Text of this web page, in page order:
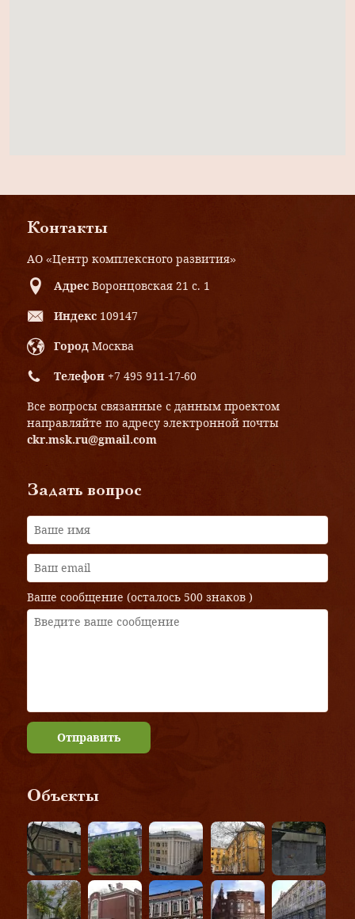
Контакты
АО «Центр комплексного развития»
Адрес Воронцовская 21 с. 1
Индекс 109147
Город Москва
Телефон +7 495 911-17-60
Все вопросы связанные с данным проектом
направляйте по адресу электронной почты
ckr.msk.ru@gmail.com
Задать вопрос
Ваше сообщение (осталось 500 знаков )
Отправить
Объекты